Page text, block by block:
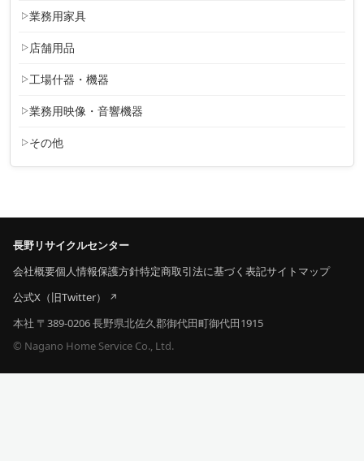
業務用家具
店舗用品
工場什器・機器
業務用映像・音響機器
その他
長野リサイクルセンター
会社概要個人情報保護方針特定商取引法に基づく表記サイトマップ
公式X（旧Twitter）
本社 〒389-0206 長野県北佐久郡御代田町御代田1915
© Nagano Home Service Co., Ltd.